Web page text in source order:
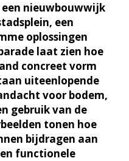
nieuwbouwwijk
een
oplossingen
laat zien hoe
concreet vorm
uiteenlopende
voor bodem,
gebruik van de
tonen hoe
bijdragen aan
functionele